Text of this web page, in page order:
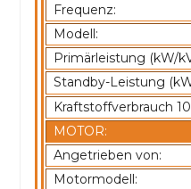
Frequenz:
Modell:
Primärleistung (kW/
Standby-Leistung
Kraftstoffverbrauch
MOTOR:
Angetrieben von:
Motormodell: